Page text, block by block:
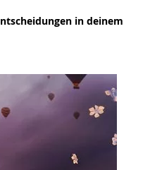
in deinem